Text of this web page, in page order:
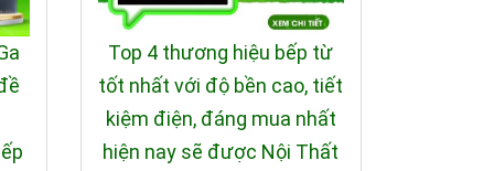
Top 4 thương hiệu bếp từ
tốt nhất với độ bền cao, tiết
kiệm điện, đáng mua nhất
hiện nay sẽ được Nội Thất